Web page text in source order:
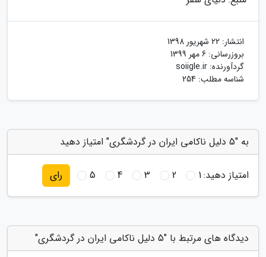
انتشار: 22 شهریور 1398
بروزرسانی: 6 مهر 1399
گردآورنده: soiigle.ir
شناسه مطلب: 254
به "5 دلیل ناکامی ایران در گردشگری" امتیاز دهید
امتیاز دهید:1
2
3
4
5 رای
دیدگاه های مرتبط با "5 دلیل ناکامی ایران در گردشگری"